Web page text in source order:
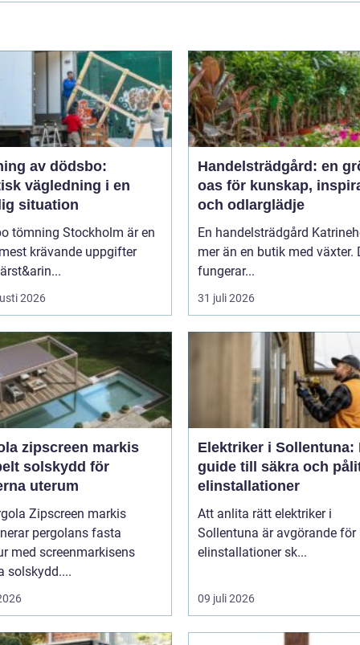
av dödsbo:
vägledning i en
situation
tömning Stockholm är en
krävande uppgifter
2026
Handelsträdgård: en
oas för kunskap,
och odlarglädje
En handelsträdgård
mer än en butik med växter.
fungerar...
31 juli 2026
zipscreen markis
solskydd för
uterum
Zipscreen markis
pergolans fasta
med screenmarkisens
solskydd....
Elektriker i Sollentuna:
guide till säkra och
elinstallationer
Att anlita rätt elektriker i
Sollentuna är avgörande för
elinstallationer sk...
09 juli 2026